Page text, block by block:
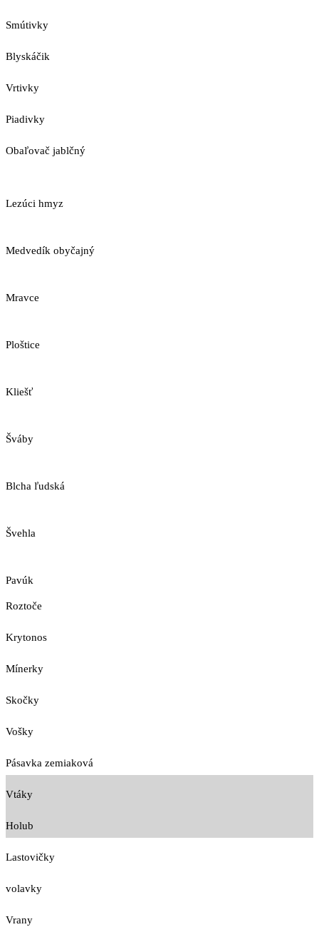
Smútivky
Blyskáčik
Vrtivky
Piadivky
Obaľovač jablčný
Lezúci hmyz
Medvedík obyčajný
Mravce
Ploštice
Kliešť
Šváby
Blcha ľudská
Švehla
Pavúk
Roztoče
Krytonos
Mínerky
Skočky
Vošky
Pásavka zemiaková
Vtáky
Holub
Lastovičky
volavky
Vrany